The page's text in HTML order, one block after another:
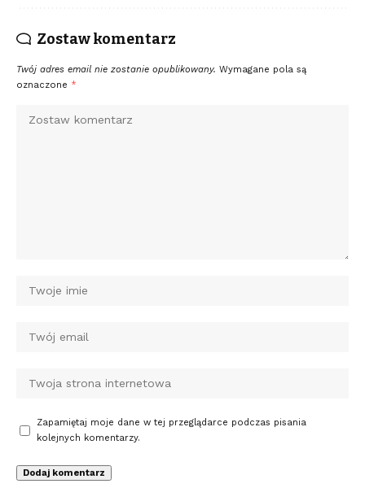
Zostaw komentarz
Twój adres email nie zostanie opublikowany. Wymagane pola są
oznaczone *
Zapamiętaj moje dane w tej przeglądarce podczas pisania
kolejnych komentarzy.